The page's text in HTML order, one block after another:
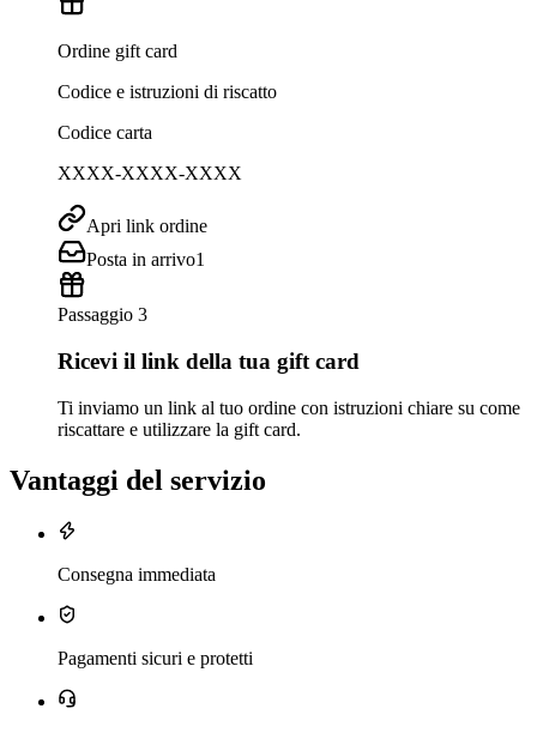
Ordine gift card
Codice e istruzioni di riscatto
Codice carta
XXXX-XXXX-XXXX
Apri link ordine
Posta in arrivo1
Passaggio 3
Ricevi il link della tua gift card
Ti inviamo un link al tuo ordine con istruzioni chiare su come
riscattare e utilizzare la gift card.
Vantaggi del servizio
Consegna immediata
Pagamenti sicuri e protetti